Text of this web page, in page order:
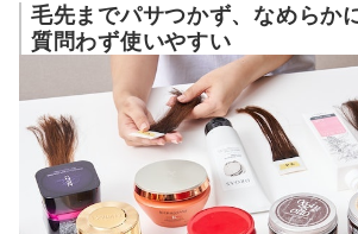
毛先までパサつかず、なめらか
質問わず使いやすい